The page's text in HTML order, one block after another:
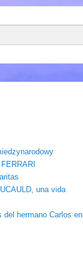
una vida
del hermano Carlos en